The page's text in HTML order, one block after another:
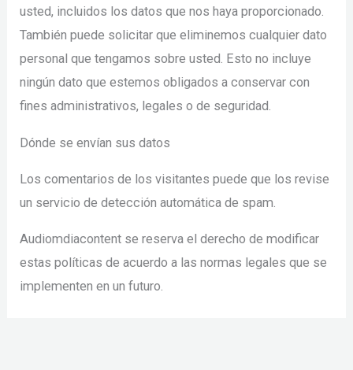
usted, incluidos los datos que nos haya proporcionado.
También puede solicitar que eliminemos cualquier dato
personal que tengamos sobre usted. Esto no incluye
ningún dato que estemos obligados a conservar con
fines administrativos, legales o de seguridad.
Dónde se envían sus datos
Los comentarios de los visitantes puede que los revise
un servicio de detección automática de spam.
Audiomdiacontent se reserva el derecho de modificar
estas políticas de acuerdo a las normas legales que se
implementen en un futuro.